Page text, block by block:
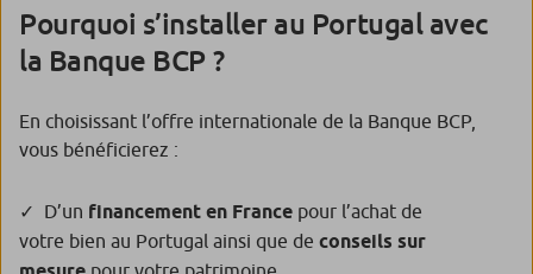
Pourquoi s’installer au Portugal avec
la Banque BCP ?
En choisissant l’offre internationale de la Banque BCP,
vous bénéficierez :
D’un financement en France pour l’achat de
votre bien au Portugal ainsi que de conseils sur